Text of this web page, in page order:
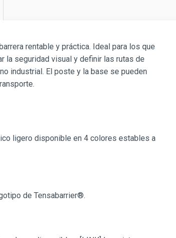
rentable y práctica. Ideal para los que
la seguridad visual y definir las rutas de
industrial. El poste y la base se pueden
ligero disponible en 4 colores estables a
de Tensabarrier®.